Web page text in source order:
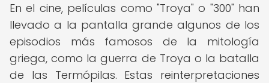
En el cine, películas como "Troya" o "300" han
llevado a la pantalla grande algunos de los
episodios más famosos de la mitología
griega, como la guerra de Troya o la batalla
de las Termópilas. Estas reinterpretaciones